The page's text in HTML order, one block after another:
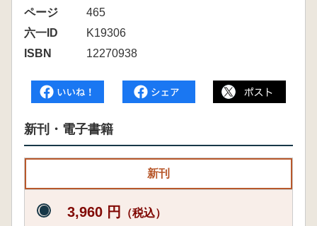
ページ
465
六一ID
K19306
ISBN
12270938
新刊・電子書籍
新刊
3,960 円 （税込）